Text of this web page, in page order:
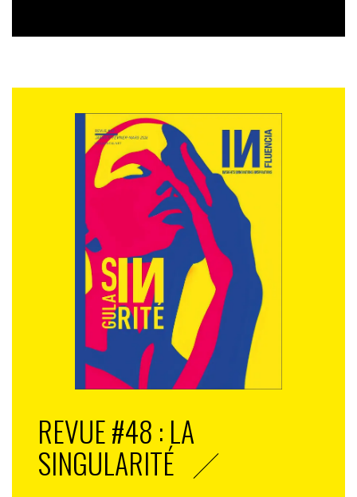
REVUE #48 : LA
SINGULARITÉ